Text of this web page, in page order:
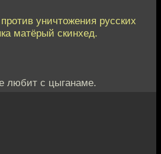
уничтожения русских
матёрый скинхед.
любит с цыганаме.